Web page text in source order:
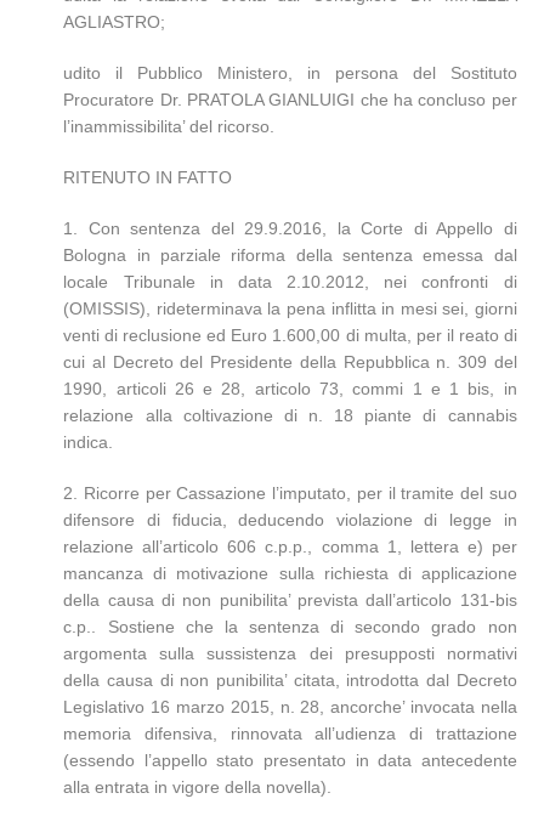
AGLIASTRO;
udito il Pubblico Ministero, in persona del Sostituto
Procuratore Dr. PRATOLA GIANLUIGI che ha concluso per
l’inammissibilita’ del ricorso.
RITENUTO IN FATTO
1. Con sentenza del 29.9.2016, la Corte di Appello di
Bologna in parziale riforma della sentenza emessa dal
locale Tribunale in data 2.10.2012, nei confronti di
(OMISSIS), rideterminava la pena inflitta in mesi sei, giorni
venti di reclusione ed Euro 1.600,00 di multa, per il reato di
cui al Decreto del Presidente della Repubblica n. 309 del
1990, articoli 26 e 28, articolo 73, commi 1 e 1 bis, in
relazione alla coltivazione di n. 18 piante di cannabis
indica.
2. Ricorre per Cassazione l’imputato, per il tramite del suo
difensore di fiducia, deducendo violazione di legge in
relazione all’articolo 606 c.p.p., comma 1, lettera e) per
mancanza di motivazione sulla richiesta di applicazione
della causa di non punibilita’ prevista dall’articolo 131-bis
c.p.. Sostiene che la sentenza di secondo grado non
argomenta sulla sussistenza dei presupposti normativi
della causa di non punibilita’ citata, introdotta dal Decreto
Legislativo 16 marzo 2015, n. 28, ancorche’ invocata nella
memoria difensiva, rinnovata all’udienza di trattazione
(essendo l’appello stato presentato in data antecedente
alla entrata in vigore della novella).